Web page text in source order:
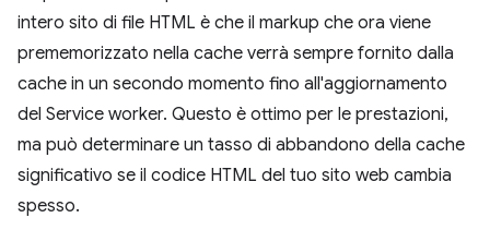
intero sito di file HTML è che il markup che ora viene
prememorizzato nella cache verrà sempre fornito dalla
cache in un secondo momento fino all'aggiornamento
del Service worker. Questo è ottimo per le prestazioni,
ma può determinare un tasso di abbandono della cache
significativo se il codice HTML del tuo sito web cambia
spesso.